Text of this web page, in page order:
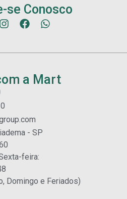
se Conosco
a Mart
- SP
feira:
Domingo e Feriados)